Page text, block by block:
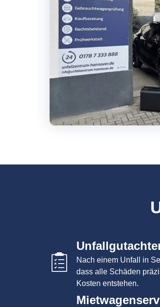
Nach einem Unfall in
dass alle Schäden
Kosten entstehen.